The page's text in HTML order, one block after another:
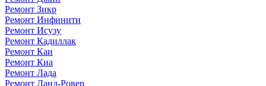
Ремонт Зикр
Ремонт Инфинити
Ремонт Исузу
Ремонт Кадиллак
Ремонт Каи
Ремонт Киа
Ремонт Лада
Ремонт Ланд-Ровер